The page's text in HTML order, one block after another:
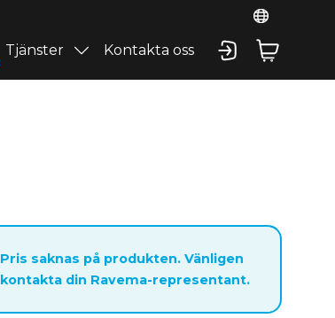
Tjänster Kontakta oss
Pris saknas på produkten. Vänligen
kontakta din Ravema-representant.